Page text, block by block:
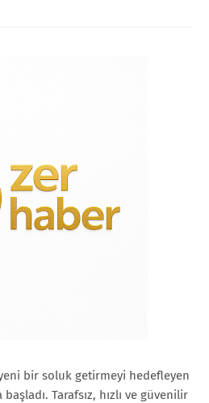
bir soluk getirmeyi hedefleyen
başladı. Tarafsız, hızlı ve güvenilir